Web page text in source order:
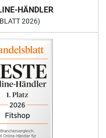
HÄNDLER
2026)